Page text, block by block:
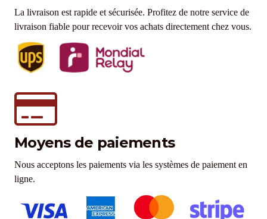
La livraison est rapide et sécurisée. Profitez de notre service de
livraison fiable pour recevoir vos achats directement chez vous.
Moyens de paiements
Nous acceptons les paiements via les systèmes de paiement en
ligne.